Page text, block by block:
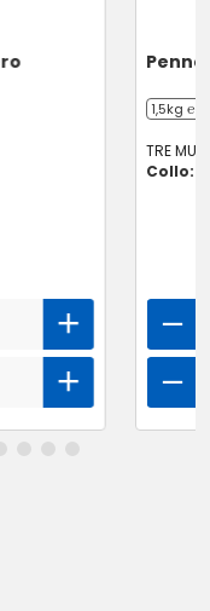
1,5kg ℮
TRE
Collo: